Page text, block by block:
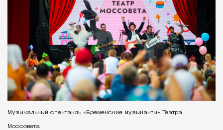
Музыкальный спектакль «Бременские музыканты» Театра
Моссовета